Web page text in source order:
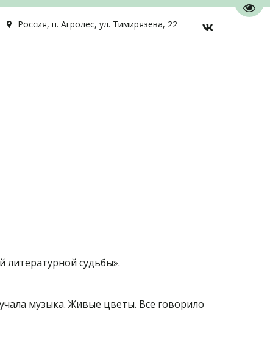
Россия, п. Агролес, ул. Тимирязева, 22
литературной судьбы».
музыка. Живые цветы. Все говорило